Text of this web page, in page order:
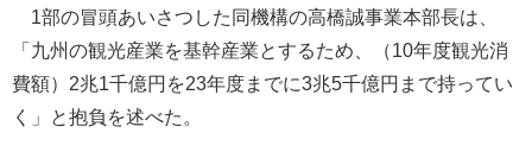
1部の冒頭あいさつした同機構の高橋誠事業本部長は、
「九州の観光産業を基幹産業とするため、（10年度観光消
費額）2兆1千億円を23年度までに3兆5千億円まで持ってい
く」と抱負を述べた。